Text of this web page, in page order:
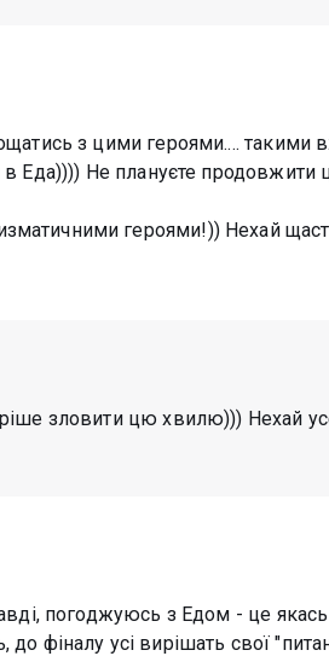
з цими героями.... такими
Еда)))) Не плануєте продовжити
героями!)) Нехай
зловити цю хвилю))) Нехай
погоджуюсь з Едом - це якась
фіналу усі вирішать свої